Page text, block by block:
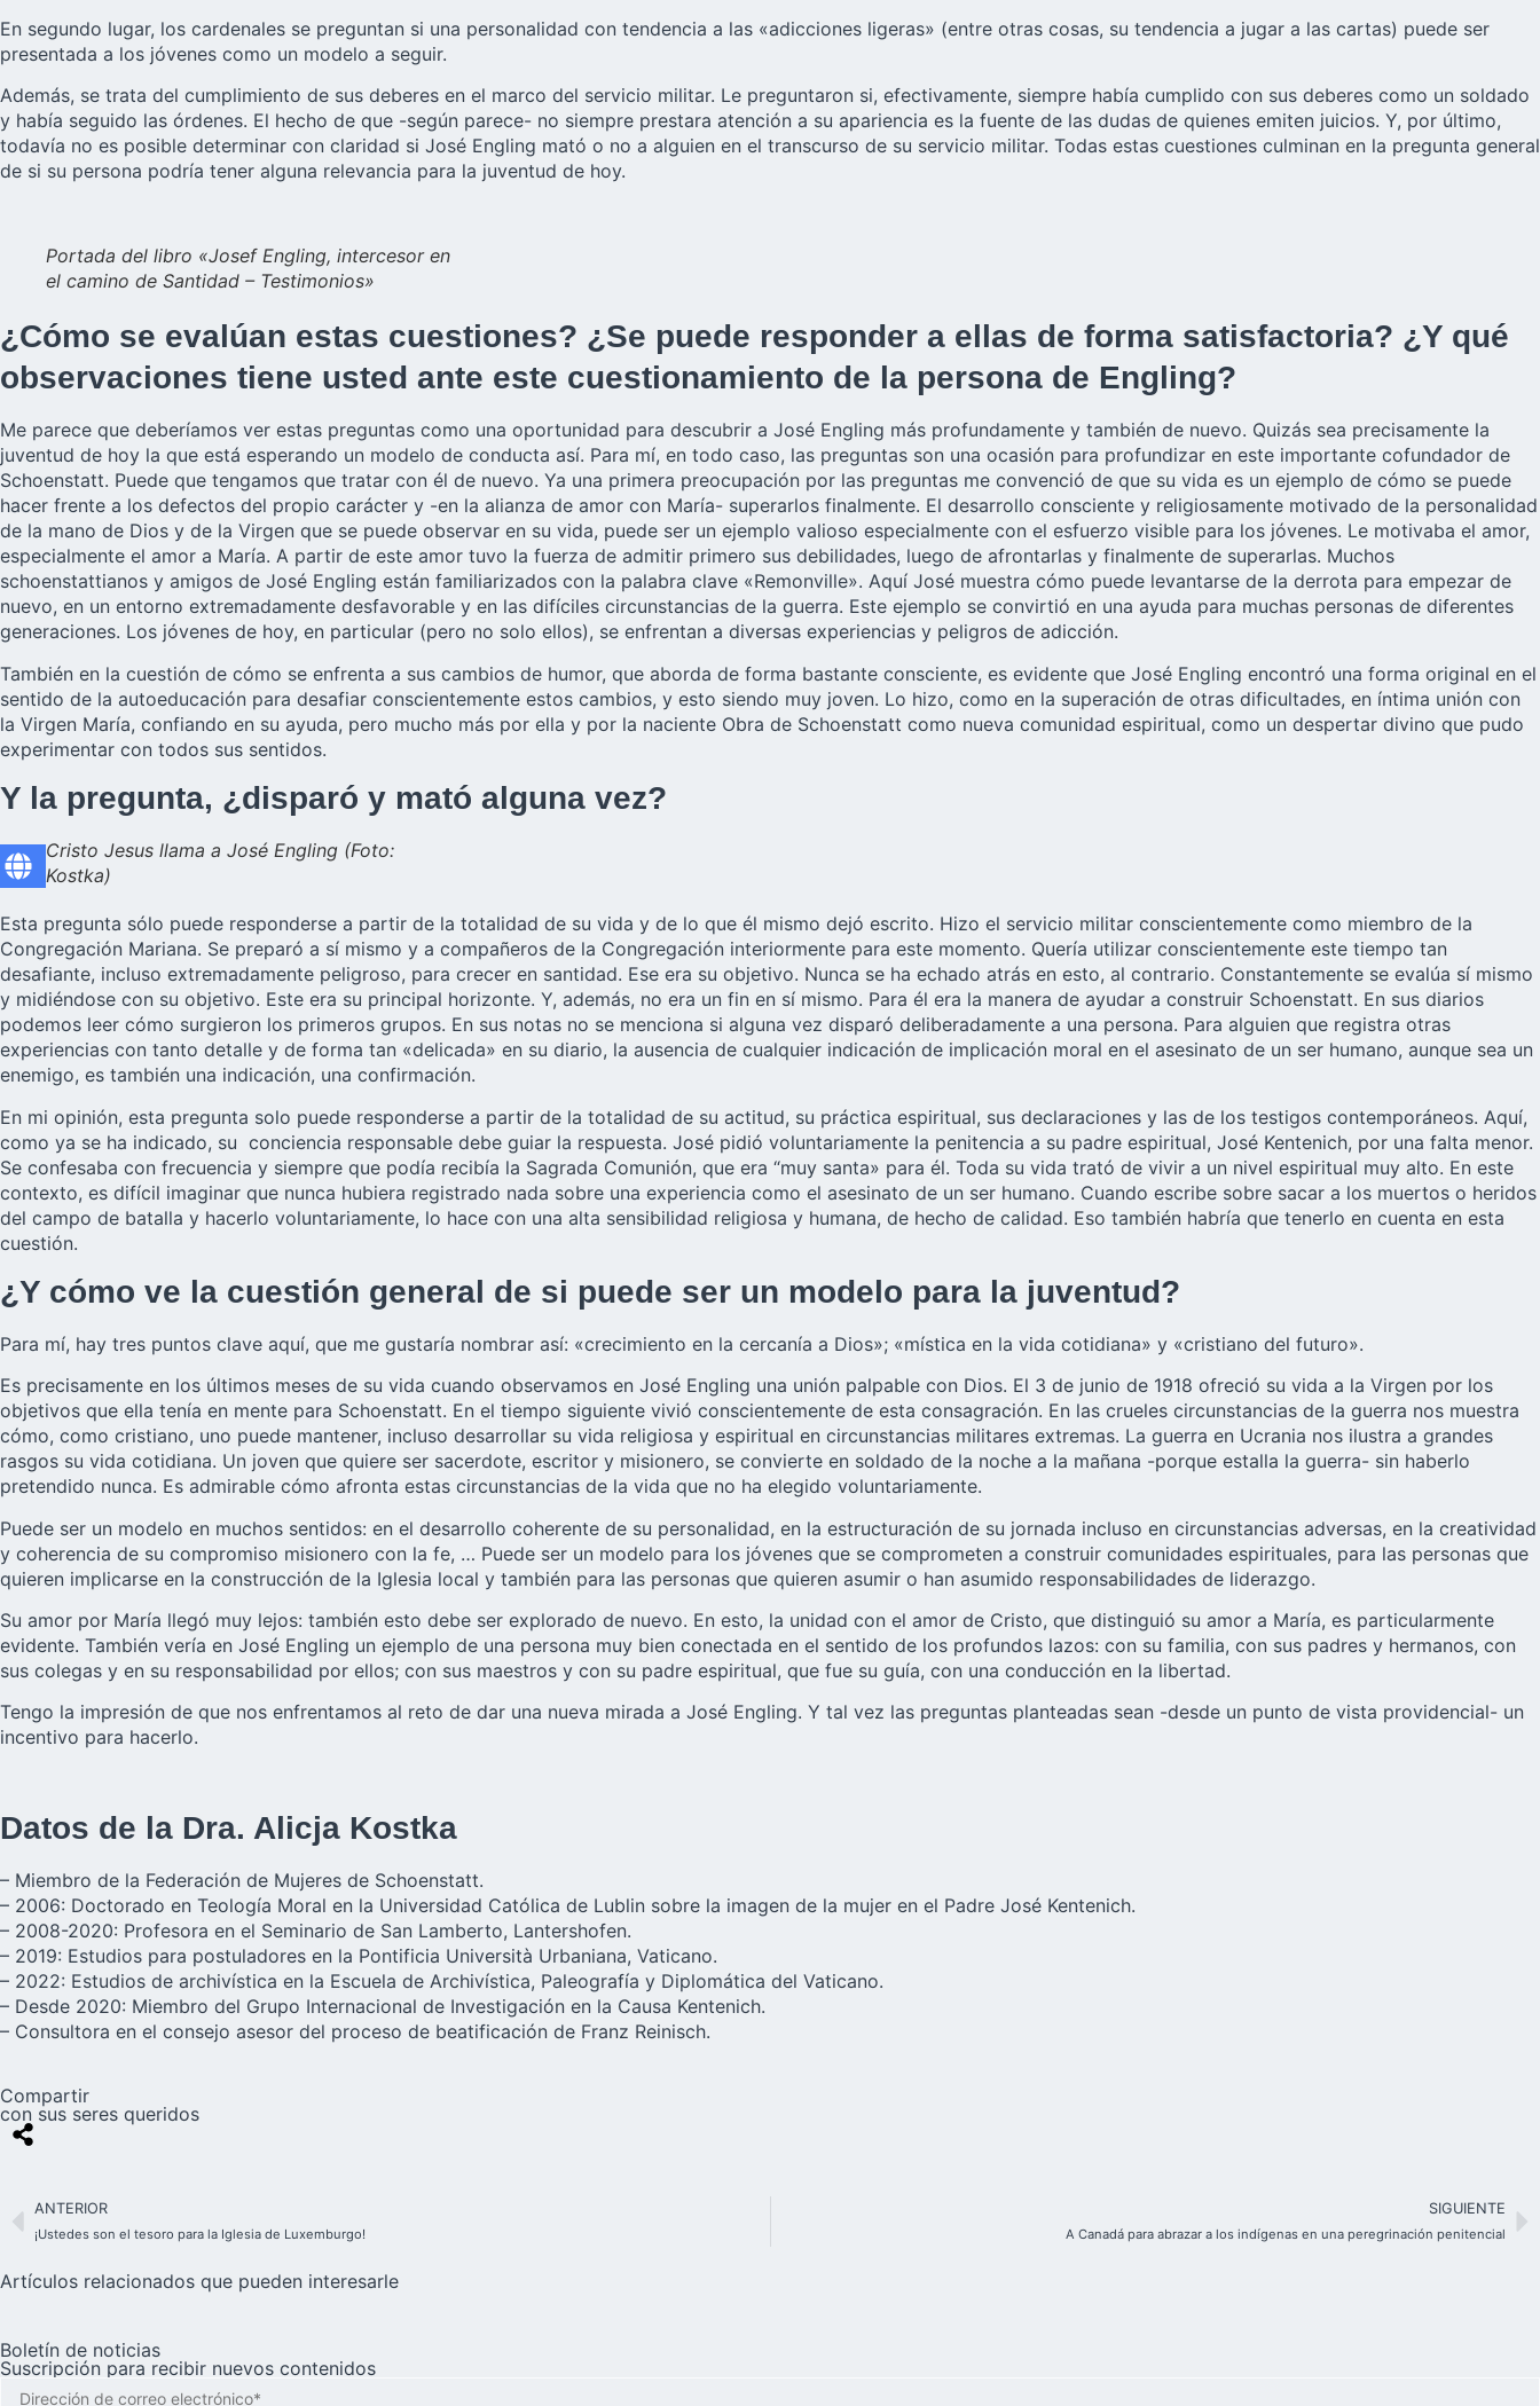
En segundo lugar, los cardenales se preguntan si una personalidad con tendencia a las «adicciones ligeras» (entre otras cosas, su tendencia a jugar a las cartas) puede ser
presentada a los jóvenes como un modelo a seguir.
Además, se trata del cumplimiento de sus deberes en el marco del servicio militar. Le preguntaron si, efectivamente, siempre había cumplido con sus deberes como un soldado
y había seguido las órdenes. El hecho de que -según parece- no siempre prestara atención a su apariencia es la fuente de las dudas de quienes emiten juicios. Y, por último,
todavía no es posible determinar con claridad si José Engling mató o no a alguien en el transcurso de su servicio militar. Todas estas cuestiones culminan en la pregunta general
de si su persona podría tener alguna relevancia para la juventud de hoy.
Portada del libro «Josef Engling, intercesor en
el camino de Santidad – Testimonios»
¿Cómo se evalúan estas cuestiones? ¿Se puede responder a ellas de forma satisfactoria? ¿Y qué
observaciones tiene usted ante este cuestionamiento de la persona de Engling?
Me parece que deberíamos ver estas preguntas como una oportunidad para descubrir a José Engling más profundamente y también de nuevo. Quizás sea precisamente la
juventud de hoy la que está esperando un modelo de conducta así. Para mí, en todo caso, las preguntas son una ocasión para profundizar en este importante cofundador de
Schoenstatt. Puede que tengamos que tratar con él de nuevo. Ya una primera preocupación por las preguntas me convenció de que su vida es un ejemplo de cómo se puede
hacer frente a los defectos del propio carácter y -en la alianza de amor con María- superarlos finalmente. El desarrollo consciente y religiosamente motivado de la personalidad
de la mano de Dios y de la Virgen que se puede observar en su vida, puede ser un ejemplo valioso especialmente con el esfuerzo visible para los jóvenes. Le motivaba el amor,
especialmente el amor a María. A partir de este amor tuvo la fuerza de admitir primero sus debilidades, luego de afrontarlas y finalmente de superarlas. Muchos
schoenstattianos y amigos de José Engling están familiarizados con la palabra clave «Remonville». Aquí José muestra cómo puede levantarse de la derrota para empezar de
nuevo, en un entorno extremadamente desfavorable y en las difíciles circunstancias de la guerra. Este ejemplo se convirtió en una ayuda para muchas personas de diferentes
generaciones. Los jóvenes de hoy, en particular (pero no solo ellos), se enfrentan a diversas experiencias y peligros de adicción.
También en la cuestión de cómo se enfrenta a sus cambios de humor, que aborda de forma bastante consciente, es evidente que José Engling encontró una forma original en el
sentido de la autoeducación para desafiar conscientemente estos cambios, y esto siendo muy joven. Lo hizo, como en la superación de otras dificultades, en íntima unión con
la Virgen María, confiando en su ayuda, pero mucho más por ella y por la naciente Obra de Schoenstatt como nueva comunidad espiritual, como un despertar divino que pudo
experimentar con todos sus sentidos.
Y la pregunta, ¿disparó y mató alguna vez?
Cristo Jesus llama a José Engling (Foto:
Kostka)
Esta pregunta sólo puede responderse a partir de la totalidad de su vida y de lo que él mismo dejó escrito. Hizo el servicio militar conscientemente como miembro de la
Congregación Mariana. Se preparó a sí mismo y a compañeros de la Congregación interiormente para este momento. Quería utilizar conscientemente este tiempo tan
desafiante, incluso extremadamente peligroso, para crecer en santidad. Ese era su objetivo. Nunca se ha echado atrás en esto, al contrario. Constantemente se evalúa sí mismo
y midiéndose con su objetivo. Este era su principal horizonte. Y, además, no era un fin en sí mismo. Para él era la manera de ayudar a construir Schoenstatt. En sus diarios
podemos leer cómo surgieron los primeros grupos. En sus notas no se menciona si alguna vez disparó deliberadamente a una persona. Para alguien que registra otras
experiencias con tanto detalle y de forma tan «delicada» en su diario, la ausencia de cualquier indicación de implicación moral en el asesinato de un ser humano, aunque sea un
enemigo, es también una indicación, una confirmación.
En mi opinión, esta pregunta solo puede responderse a partir de la totalidad de su actitud, su práctica espiritual, sus declaraciones y las de los testigos contemporáneos. Aquí,
como ya se ha indicado, su conciencia responsable debe guiar la respuesta. José pidió voluntariamente la penitencia a su padre espiritual, José Kentenich, por una falta menor.
Se confesaba con frecuencia y siempre que podía recibía la Sagrada Comunión, que era “muy santa» para él. Toda su vida trató de vivir a un nivel espiritual muy alto. En este
contexto, es difícil imaginar que nunca hubiera registrado nada sobre una experiencia como el asesinato de un ser humano. Cuando escribe sobre sacar a los muertos o heridos
del campo de batalla y hacerlo voluntariamente, lo hace con una alta sensibilidad religiosa y humana, de hecho de calidad. Eso también habría que tenerlo en cuenta en esta
cuestión.
¿Y cómo ve la cuestión general de si puede ser un modelo para la juventud?
Para mí, hay tres puntos clave aquí, que me gustaría nombrar así: «crecimiento en la cercanía a Dios»; «mística en la vida cotidiana» y «cristiano del futuro».
Es precisamente en los últimos meses de su vida cuando observamos en José Engling una unión palpable con Dios. El 3 de junio de 1918 ofreció su vida a la Virgen por los
objetivos que ella tenía en mente para Schoenstatt. En el tiempo siguiente vivió conscientemente de esta consagración. En las crueles circunstancias de la guerra nos muestra
cómo, como cristiano, uno puede mantener, incluso desarrollar su vida religiosa y espiritual en circunstancias militares extremas. La guerra en Ucrania nos ilustra a grandes
rasgos su vida cotidiana. Un joven que quiere ser sacerdote, escritor y misionero, se convierte en soldado de la noche a la mañana -porque estalla la guerra- sin haberlo
pretendido nunca. Es admirable cómo afronta estas circunstancias de la vida que no ha elegido voluntariamente.
Puede ser un modelo en muchos sentidos: en el desarrollo coherente de su personalidad, en la estructuración de su jornada incluso en circunstancias adversas, en la creatividad
y coherencia de su compromiso misionero con la fe, … Puede ser un modelo para los jóvenes que se comprometen a construir comunidades espirituales, para las personas que
quieren implicarse en la construcción de la Iglesia local y también para las personas que quieren asumir o han asumido responsabilidades de liderazgo.
Su amor por María llegó muy lejos: también esto debe ser explorado de nuevo. En esto, la unidad con el amor de Cristo, que distinguió su amor a María, es particularmente
evidente. También vería en José Engling un ejemplo de una persona muy bien conectada en el sentido de los profundos lazos: con su familia, con sus padres y hermanos, con
sus colegas y en su responsabilidad por ellos; con sus maestros y con su padre espiritual, que fue su guía, con una conducción en la libertad.
Tengo la impresión de que nos enfrentamos al reto de dar una nueva mirada a José Engling. Y tal vez las preguntas planteadas sean -desde un punto de vista providencial- un
incentivo para hacerlo.
Datos de la Dra. Alicja Kostka
– Miembro de la Federación de Mujeres de Schoenstatt.
– 2006: Doctorado en Teología Moral en la Universidad Católica de Lublin sobre la imagen de la mujer en el Padre José Kentenich.
– 2008-2020: Profesora en el Seminario de San Lamberto, Lantershofen.
– 2019: Estudios para postuladores en la Pontificia Università Urbaniana, Vaticano.
– 2022: Estudios de archivística en la Escuela de Archivística, Paleografía y Diplomática del Vaticano.
– Desde 2020: Miembro del Grupo Internacional de Investigación en la Causa Kentenich.
– Consultora en el consejo asesor del proceso de beatificación de Franz Reinisch.
Compartir
con sus seres queridos
ANTERIOR
¡Ustedes son el tesoro para la Iglesia de Luxemburgo!
SIGUIENTE
A Canadá para abrazar a los indígenas en una peregrinación penitencial
Artículos relacionados que pueden interesarle
Boletín de noticias
Suscripción para recibir nuevos contenidos